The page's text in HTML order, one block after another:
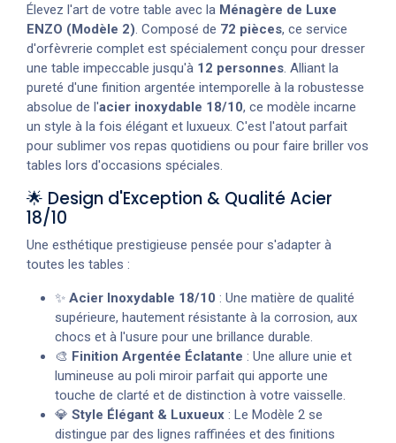
Élevez l'art de votre table avec la Ménagère de Luxe
ENZO (Modèle 2). Composé de 72 pièces, ce service
d'orfèvrerie complet est spécialement conçu pour dresser
une table impeccable jusqu'à 12 personnes. Alliant la
pureté d'une finition argentée intemporelle à la robustesse
absolue de l'acier inoxydable 18/10, ce modèle incarne
un style à la fois élégant et luxueux. C'est l'atout parfait
pour sublimer vos repas quotidiens ou pour faire briller vos
tables lors d'occasions spéciales.
🌟 Design d'Exception & Qualité Acier
18/10
Une esthétique prestigieuse pensée pour s'adapter à
toutes les tables :
✨ Acier Inoxydable 18/10 : Une matière de qualité
supérieure, hautement résistante à la corrosion, aux
chocs et à l'usure pour une brillance durable.
🎨 Finition Argentée Éclatante : Une allure unie et
lumineuse au poli miroir parfait qui apporte une
touche de clarté et de distinction à votre vaisselle.
💎 Style Élégant & Luxueux : Le Modèle 2 se
distingue par des lignes raffinées et des finitions